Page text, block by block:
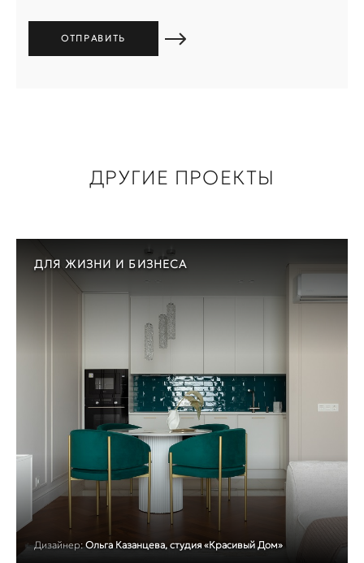
ДРУГИЕ ПРОЕКТЫ
ДЛЯ ЖИЗНИ И БИЗНЕСА
Дизайнер: Ольга Казанцева, студия «Красивый Дом»